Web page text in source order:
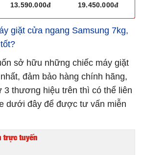
UltimateCare
(giặt 10kg, sấy
7kg)
13.590.000đ
F2515RNTG
19.450.000đ
giặt cửa ngang Samsung 7kg,
sở hữu những chiếc máy giặt
đảm bảo hàng chính hãng,
thương hiệu trên thì có thể liên
dưới đây để được tư vấn miễn